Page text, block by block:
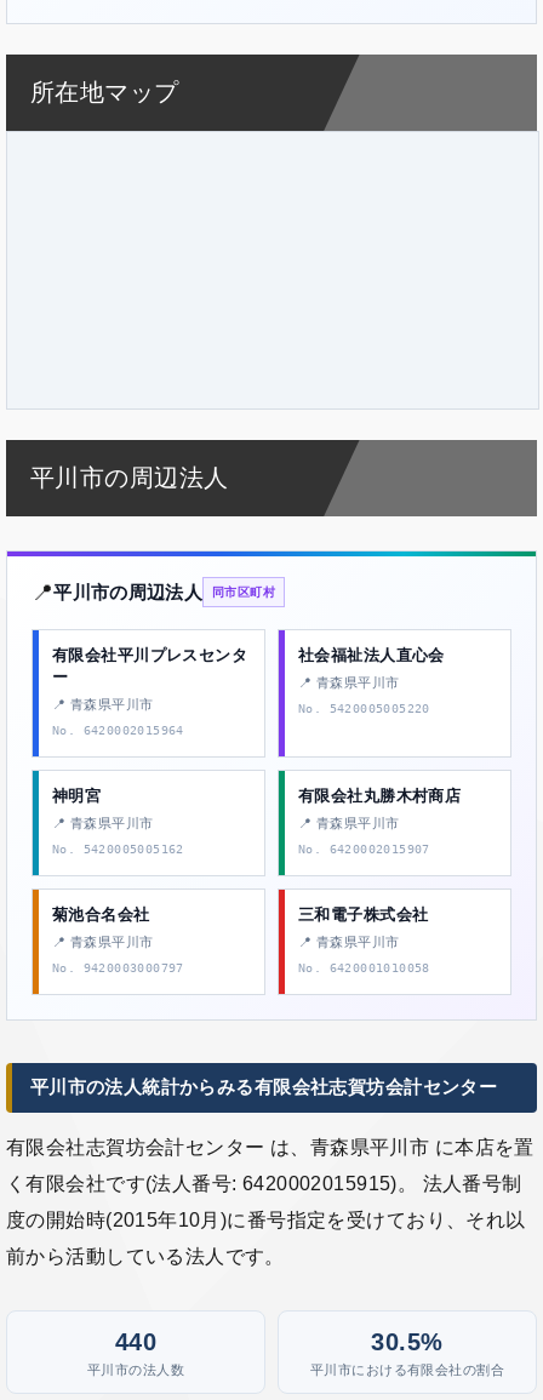
所在地マップ
平川市の周辺法人
📍平川市の周辺法人 同市区町村
有限会社平川プレスセンタ
ー
📍 青森県平川市
No. 6420002015964
社会福祉法人直心会
📍 青森県平川市
No. 5420005005220
神明宮
📍 青森県平川市
No. 5420005005162
有限会社丸勝木村商店
📍 青森県平川市
No. 6420002015907
菊池合名会社
📍 青森県平川市
No. 9420003000797
三和電子株式会社
📍 青森県平川市
No. 6420001010058
平川市の法人統計からみる有限会社志賀坊会計センター
有限会社志賀坊会計センター は、青森県平川市 に本店を置
く有限会社です(法人番号: 6420002015915)。 法人番号制
度の開始時(2015年10月)に番号指定を受けており、それ以
前から活動している法人です。
440
平川市の法人数
30.5%
平川市における有限会社の割合